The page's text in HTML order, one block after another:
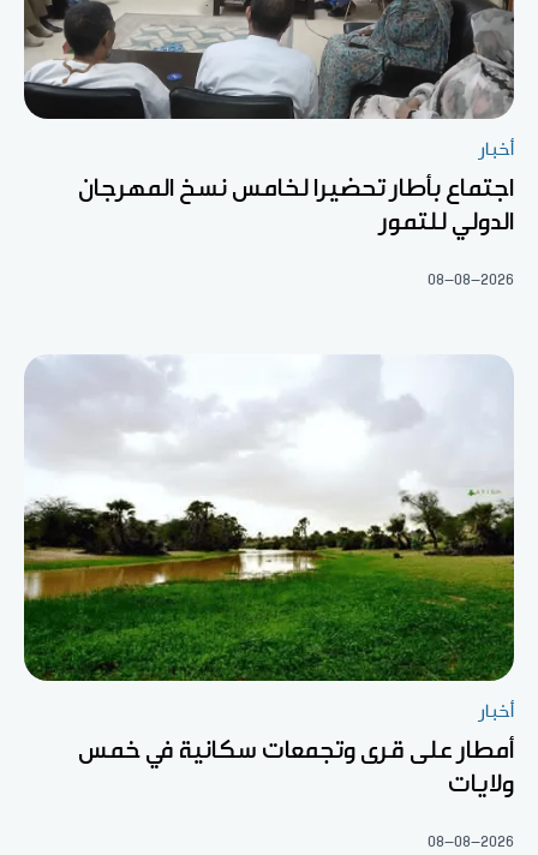
أخبار
اجتماع بأطار تحضيرا لخامس نسخ المهرجان
الدولي للتمور
08-08-2026
أخبار
أمطار على قرى وتجمعات سكانية في خمس
ولايات
08-08-2026